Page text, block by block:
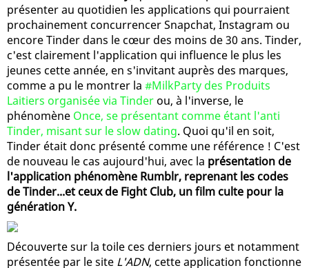
présenter au quotidien les applications qui pourraient
prochainement concurrencer Snapchat, Instagram ou
encore Tinder dans le cœur des moins de 30 ans. Tinder,
c'est clairement l'application qui influence le plus les
jeunes cette année, en s'invitant auprès des marques,
comme a pu le montrer la #MilkParty des Produits
Laitiers organisée via Tinder ou, à l'inverse, le
phénomène Once, se présentant comme étant l'anti
Tinder, misant sur le slow dating. Quoi qu'il en soit,
Tinder était donc présenté comme une référence ! C'est
de nouveau le cas aujourd'hui, avec la présentation de
l'application phénomène Rumblr, reprenant les codes
de Tinder...et ceux de Fight Club, un film culte pour la
génération Y.
Découverte sur la toile ces derniers jours et notamment
présentée par le site L'ADN, cette application fonctionne